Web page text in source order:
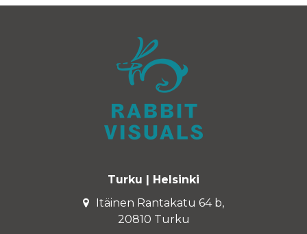
Turku | Helsinki
Itäinen Rantakatu 64 b,
20810 Turku